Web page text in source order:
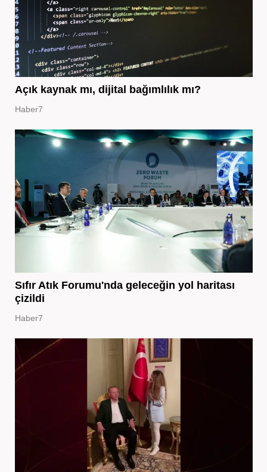
Açık kaynak mı, dijital bağımlılık mı?
Haber7
Sıfır Atık Forumu'nda geleceğin yol haritası
çizildi
Haber7